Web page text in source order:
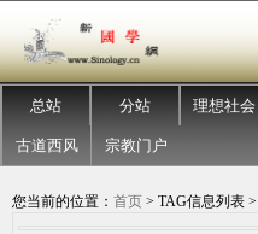
总站 分站 理想社会
古道西风 宗教门户
您当前的位置： 首页 > TAG信息列表